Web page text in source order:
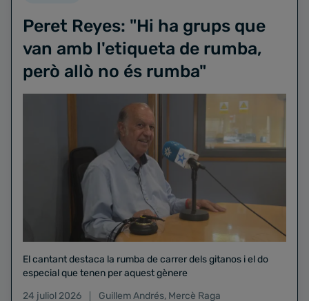
Peret Reyes: "Hi ha grups que
van amb l'etiqueta de rumba,
però allò no és rumba"
El cantant destaca la rumba de carrer dels gitanos i el do
especial que tenen per aquest gènere
24 juliol 2026
Guillem Andrés, Mercè Raga